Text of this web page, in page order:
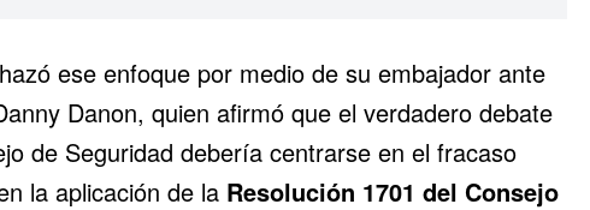
ese enfoque por medio de su embajador ante
Danon, quien afirmó que el verdadero debate
de Seguridad debería centrarse en el fracaso
la aplicación de la Resolución 1701 del Consejo